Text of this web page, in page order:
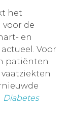
het
de
en
Voor
patiënten
Diabetes